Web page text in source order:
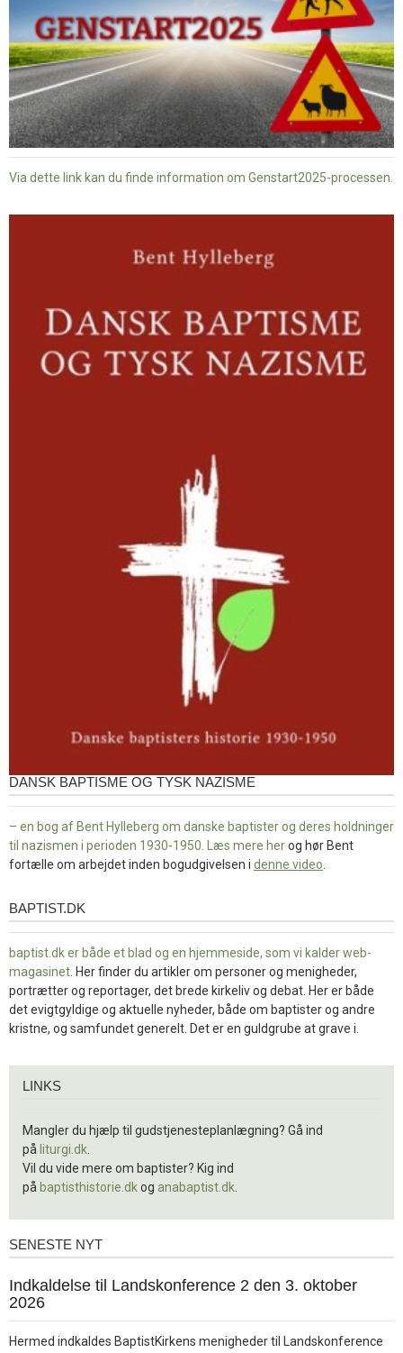
Via dette link kan du finde information om Genstart2025-processen.
DANSK BAPTISME OG TYSK NAZISME
– en bog af Bent Hylleberg om danske baptister og deres holdninger
til nazismen i perioden 1930-1950. Læs mere herog hør Bent
fortælle om arbejdet inden bogudgivelsen i denne video
baptist.dk
BAPTIST.DK
baptist.dk er både et blad og en hjemmeside, som vi kalder web-
magasinet . Her finder du artikler om personer og menigheder,
portrætter og reportager, det brede kirkeliv og debat. Her er både
det evigtgyldige og aktuelle nyheder, både om baptister og andre
kristne, og samfundet generelt. Det er en guldgrube at grave i.
LINKS
Mangler du hjælp til gudstjenesteplanlægning? Gå ind
på liturgi.dk
Vil du vide mere om baptister? Kig ind
på baptisthistorie.dkog anabaptist.dk
Seneste
SENESTE NYT
1.
jul.
Indkaldelse til Landskonference 2 den 3. oktober
2026
Hermed indkaldes BaptistKirkens menigheder til Landskonference